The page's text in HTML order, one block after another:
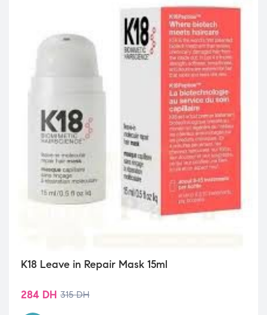
K18 Leave in Repair Mask 15ml
315DH
284 DH